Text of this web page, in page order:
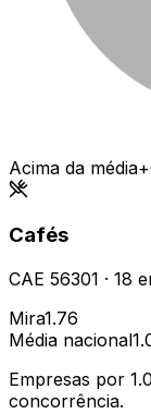
Acima da média
Cafés
CAE 56301 · 18
Mira1.76
Média nacional
Empresas por
concorrência.